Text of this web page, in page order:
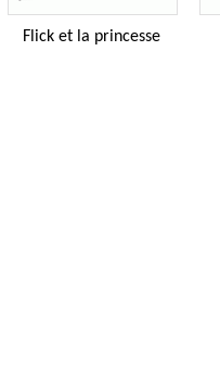
Flick et la princesse